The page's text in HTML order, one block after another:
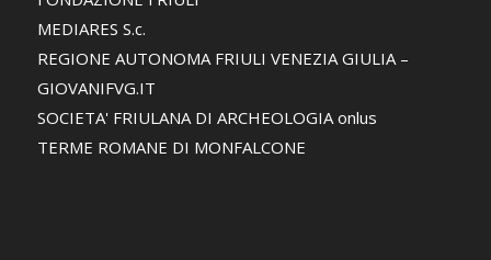
MEDIARES S.c.
REGIONE AUTONOMA FRIULI VENEZIA GIULIA –
GIOVANIFVG.IT
SOCIETA' FRIULANA DI ARCHEOLOGIA onlus
TERME ROMANE DI MONFALCONE